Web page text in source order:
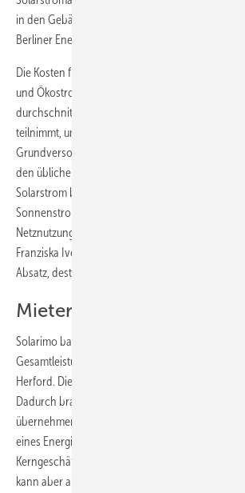
in den Gebäuden direkt zum Verbrauch an. Den
Berliner Energiedienstleister Solarimo liefern.
Die Kosten für die gesamte Stromlieferung –
und Ökostrom aus dem Netz – soll so gering sein,
durchschnittlichen Haushalt, der an dem
teilnimmt, um bis zu 140 Euro unter dem örtlichen
Grundversorgertarif liegen wird. Dabei unterliegt
den üblichen marktbedingten Schwankungen.
Solarstrom bleibt über 20 Jahre hinweg konstant.
Sonnenstrom direkt im Haus verbraucht fallen
Netznutzungsgebühren an und er ist damit
Franziska Ivens, Vertriebsleiterin von Solarimo.
Absatz, desto mehr können die Mieter sparen.
Mieterstrom ohne Risiko
Solarimo baut und betreibt auch die Solaranlagen
Gesamtleistung von 48 Kilowatt in der
Herford. Die WWS verpachtet die Dachflächen an
Dadurch braucht die WWS auch nicht das
übernehmen. Außerdem ist sie nicht mit den
eines Energieversorger befasst, sondern kann
Kerngeschäft, der Vermietung von Wohnungen,
kann aber auf diese Weise ihren Mietern